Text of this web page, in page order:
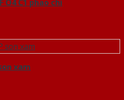
O4 C1 phao chi
xam